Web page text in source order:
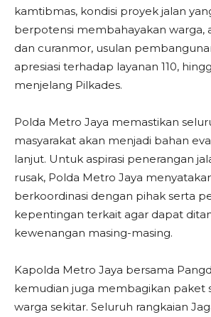
kamtibmas, kondisi proyek jalan
berpotensi membahayakan warga,
dan curanmor, usulan
apresiasi terhadap layanan 110,
menjelang Pilkades.
Polda Metro Jaya memastikan
masyarakat akan menjadi bahan
lanjut. Untuk aspirasi penerangan
rusak, Polda Metro Jaya
berkoordinasi dengan pihak serta
kepentingan terkait agar dapat
kewenangan masing-masing.
Kapolda Metro Jaya bersama
kemudian juga membagikan paket
warga sekitar. Seluruh rangkaian